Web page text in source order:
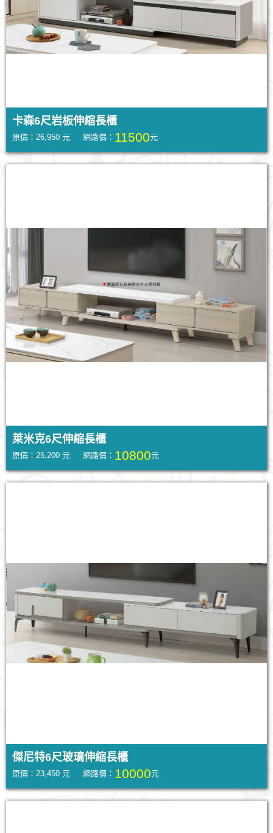
卡森6尺岩板伸縮長櫃
原價：26,950 元 網路價： 11500元
萊米克6尺伸縮長櫃
原價：25,200 元 網路價： 10800元
傑尼特6尺玻璃伸縮長櫃
原價：23,450 元 網路價： 10000元